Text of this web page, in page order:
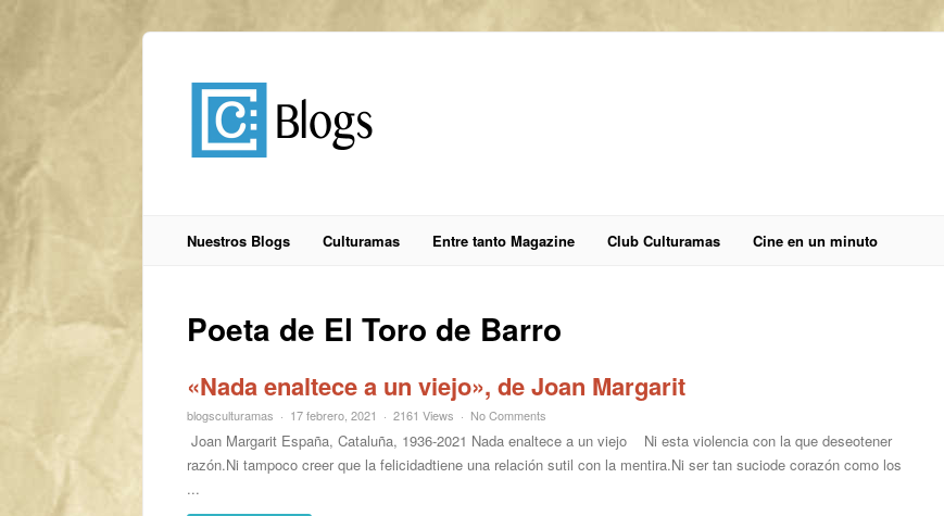
Nuestros Blogs Culturamas Entre tanto Magazine Club Culturamas Cine en un minuto
Poeta de El Toro de Barro
«Nada enaltece a un viejo», de Joan Margarit
blogsculturamas 17 febrero, 2021 2161 Views No Comments
Joan Margarit España, Cataluña, 1936-2021 Nada enaltece a un viejo Ni esta violencia con la que deseotener
razón.Ni tampoco creer que la felicidadtiene una relación sutil con la mentira.Ni ser tan suciode corazón como los
...